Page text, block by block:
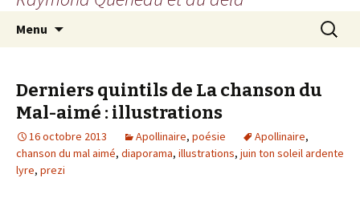
Menu
Derniers quintils de La chanson du
Mal-aimé : illustrations
16 octobre 2013 Apollinaire, poésie Apollinaire,
chanson du mal aimé, diaporama, illustrations, juin ton soleil ardente
lyre, prezi